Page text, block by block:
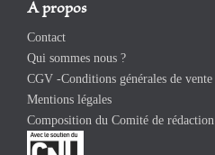
A propos
Contact
Qui sommes nous ?
CGV -Conditions générales de vente
Mentions légales
Composition du Comité de rédaction